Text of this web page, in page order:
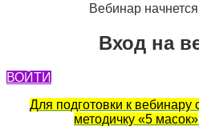
Вебинар
Вход на
ВОЙТИ
Для подготовки к вебинару
методичку «5 масок»